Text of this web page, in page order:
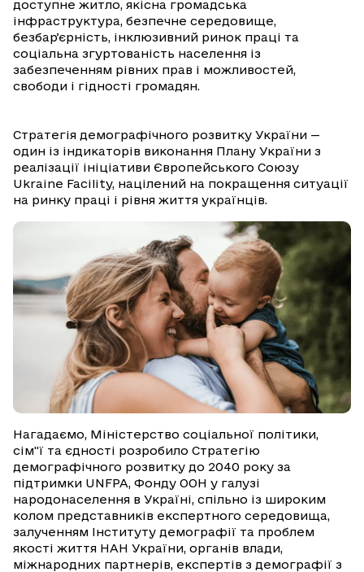
доступне житло, якісна громадська
інфраструктура, безпечне середовище,
безбарʼєрність, інклюзивний ринок праці та
соціальна згуртованість населення із
забезпеченням рівних прав і можливостей,
свободи і гідності громадян.
Стратегія демографічного розвитку України —
один із індикаторів виконання Плану України з
реалізації ініціативи Європейського Союзу
Ukraine Facility, націлений на покращення ситуації
на ринку праці і рівня життя українців.
Нагадаємо, Міністерство соціальної політики,
сім"ї та єдності розробило Стратегію
демографічного розвитку до 2040 року за
підтримки UNFPA, Фонду ООН у галузі
народонаселення в Україні, спільно із широким
колом представників експертного середовища,
залученням Інституту демографії та проблем
якості життя НАН України, органів влади,
міжнародних партнерів, експертів з демографії з